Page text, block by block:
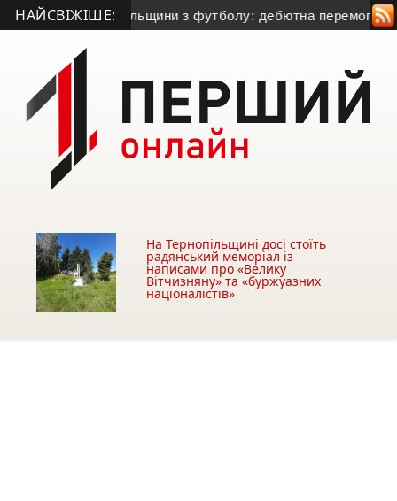
НАЙСВІЖІШЕ:
Тернопільщини з футболу: дебютна перемога «Динамо» та
На Тернопільщині досі стоїть
радянський меморіал із
написами про «Велику
Вітчизняну» та «буржуазних
націоналістів»